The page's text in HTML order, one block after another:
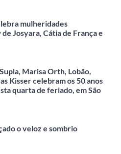
mulheridades
Josyara, Cátia de França e
Marisa Orth, Lobão,
Kisser celebram os 50 anos
quarta de feriado, em São
o veloz e sombrio